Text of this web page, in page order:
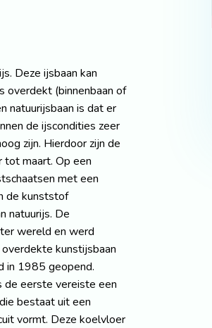
Deze ijsbaan kan
overdekt (binnenbaan of
natuurijsbaan is dat er
de ijscondities zeer
zijn. Hierdoor zijn de
tot maart. Op een
met een
de kunststof
natuurijs. De
wereld en werd
kunstijsbaan
in 1985 geopend.
de eerste vereiste een
bestaat uit een
vormt. Deze koelvloer